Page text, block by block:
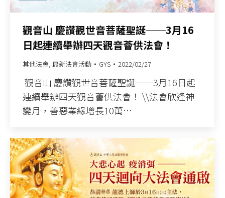
觀音山 慶讚觀世音菩薩聖誕──3月16
日起連續舉辦四天觀音薈供法會！
其他法會, 最新法會活動 GYS 2022/02/27
觀音山 慶讚觀世音菩薩聖誕──3月16日起
連續舉辦四天觀音薈供法會！ \\法會欣逢神
變月，善惡業緣增長10萬…